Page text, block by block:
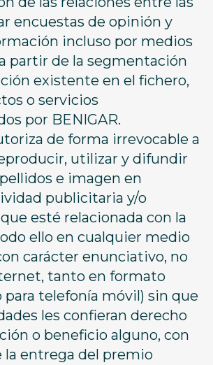
encuestas de opinión y
incluso por medios
partir de la segmentación
existente en el fichero,
o servicios
por BENIGAR.
de forma irrevocable a
utilizar y difundir
e imagen en
publicitaria y/o
esté relacionada con la
ello en cualquier medio
carácter enunciativo, no
tanto en formato
telefonía móvil) sin que
les confieran derecho
o beneficio alguno, con
la entrega del premio